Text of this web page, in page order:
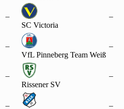
–
SC Victoria
–
–
VfL Pinneberg Team Weiß
–
–
Rissener SV
–
– –